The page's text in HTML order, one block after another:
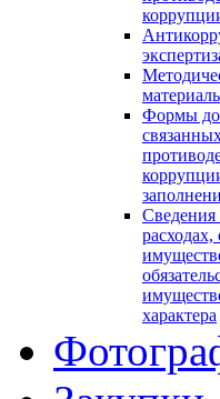
Формы
Сведения
расходах,
характера